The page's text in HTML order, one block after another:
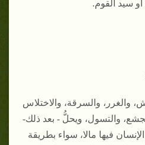
سيد القوم.
والغرر، والسرقة، والاختلاس
والتسول، ويحلُّ - بعد ذلك-
فيها مالا، سواء بطريقة